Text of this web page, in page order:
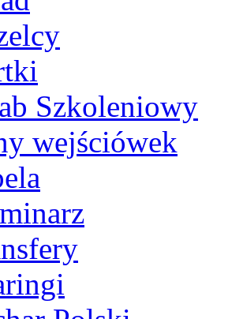
Szkoleniowy
wejściówek